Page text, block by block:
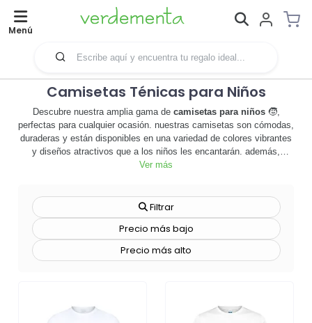
Menú
Camisetas Ténicas para Niños
Descubre nuestra amplia gama de camisetas para niños🧒,
perfectas para cualquier ocasión. nuestras camisetas son cómodas,
duraderas y están disponibles en una variedad de colores vibrantes
y diseños atractivos que a los niños les encantarán. además,
ofrecemos la opción de personalizarlas con el logotipo o el mensaje
marca. las camisetas personalizadas son una forma divertida y
creativa de promocionar tu negocio, y son un regalo que los niños
disfrutarán y usarán una y otra vez. no importa si estás buscando
camisetas para un evento especial, para un equipo deportivo o
simplemente para el uso diario, nuestras camisetas para niños son
Ver más
Filtrar
Precio más bajo
Precio más alto